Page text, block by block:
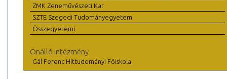
ZMK Zeneművészeti Kar
SZTE Szegedi Tudományegyetem
Összegyetemi
Önálló intézmény
Gál Ferenc Hittudományi Főiskola